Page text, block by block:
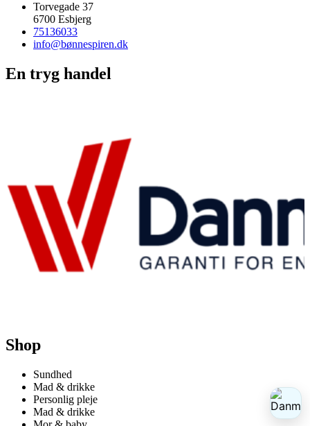
Torvegade 37
6700 Esbjerg
75136033
info@bønnespiren.dk
En tryg handel
Shop
Sundhed
Mad & drikke
Personlig pleje
Mad & drikke